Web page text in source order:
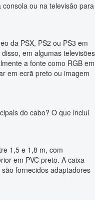
ou na televisão para
da PSX, PS2 ou PS3 em
em algumas televisões
a fonte como RGB em
em ecrã preto ou imagem
do cabo? O que inclui
1,5 e 1,8 m, com
em PVC preto. A caixa
fornecidos adaptadores